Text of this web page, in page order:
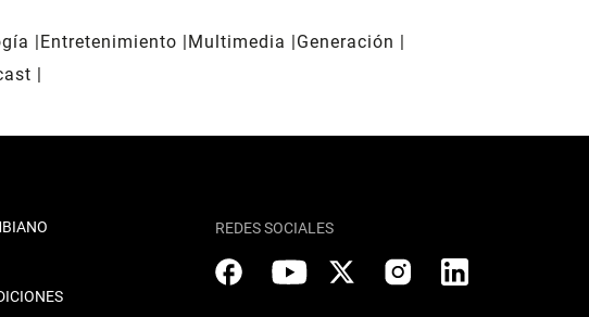
Entretenimiento Multimedia
Generación
REDES SOCIALES